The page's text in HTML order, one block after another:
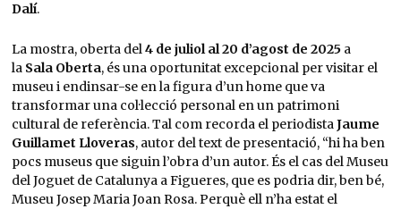
Dalí.
La mostra, oberta del4 de juliol al 20 d’agost de 2025a
la Sala Oberta, és una oportunitat excepcional per visitar el
museu i endinsar-se en la figura d’un home que va
transformar una col·lecció personal en un patrimoni
cultural de referència. Tal com recorda el periodistaJaume
Guillamet Lloveras, autor del text de presentació, “hi ha ben
pocs museus que siguin l’obra d’un autor. És el cas del Museu
del Joguet de Catalunya a Figueres, que es podria dir, ben bé,
Museu Josep Maria Joan Rosa. Perquè ell n’ha estat el